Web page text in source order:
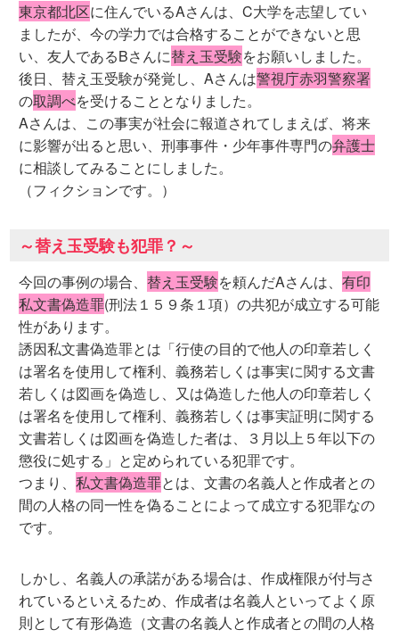
東京都北区に住んでいるAさんは、C大学を志望してい
ましたが、今の学力では合格することができないと思
い、友人であるBさんに替え玉受験をお願いしました。
後日、替え玉受験が発覚し、Aさんは警視庁赤羽警察署
の取調べを受けることとなりました。
Aさんは、この事実が社会に報道されてしまえば、将来
に影響が出ると思い、刑事事件・少年事件専門の弁護士
に相談してみることにしました。
（フィクションです。）
～替え玉受験も犯罪？～
今回の事例の場合、 替え玉受験を頼んだAさんは、有印
私文書偽造罪(刑法１５９条１項）の共犯が成立する可能
性があります。
誘因私文書偽造罪とは「行使の目的で他人の印章若しく
は署名を使用して権利、義務若しくは事実に関する文書
若しくは図画を偽造し、又は偽造した他人の印章若しく
は署名を使用して権利、義務若しくは事実証明に関する
文書若しくは図画を偽造した者は、３月以上５年以下の
懲役に処する」と定められている犯罪です。
つまり、私文書偽造罪とは、文書の名義人と作成者との
間の人格の同一性を偽ることによって成立する犯罪なの
です。
しかし、名義人の承諾がある場合は、作成権限が付与さ
れているといえるため、作成者は名義人といってよく原
則として有形偽造（文書の名義人と作成者との間の人格